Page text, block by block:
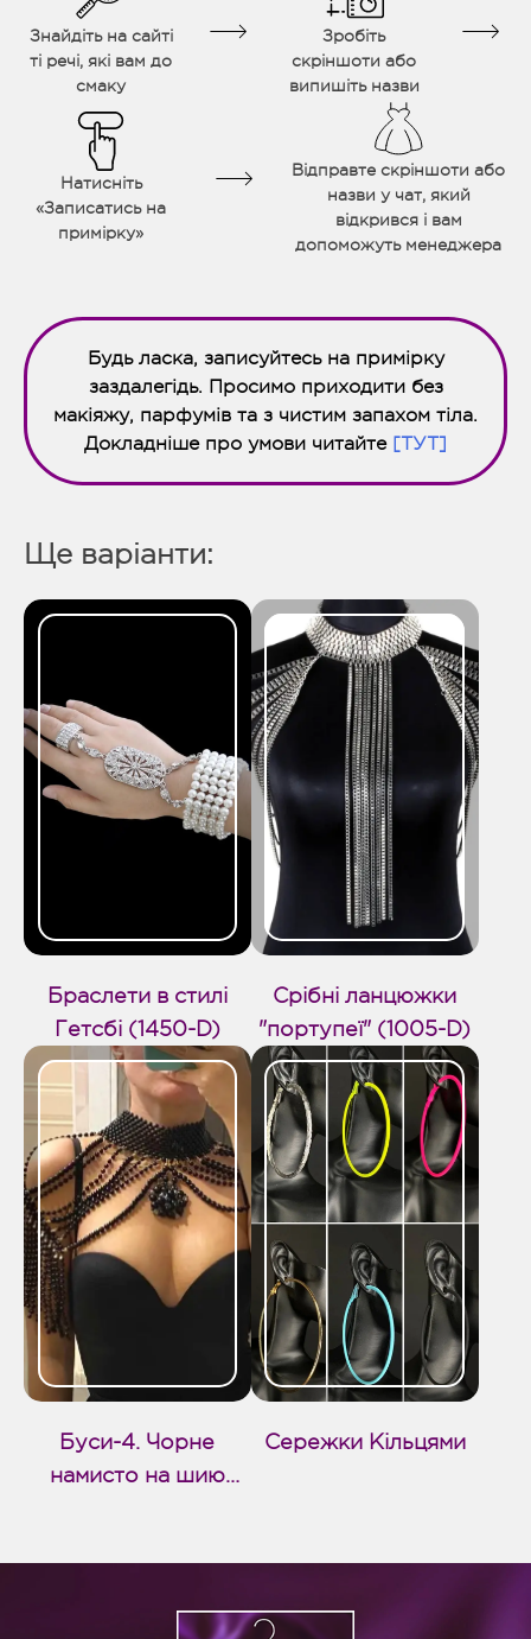
Знайдіть на сайті
ті речі, які вам до
смаку
Зробіть
скріншоти або
випишіть назви
Натисніть
«Записатись на
примірку»
Відправте скріншоти або
назви у чат, який
відкрився і вам
допоможуть менеджера
Будь ласка, записуйтесь на примірку
заздалегідь. Просимо приходити без
макіяжу, парфумів та з чистим запахом тіла.
Докладніше про умови читайте [ТУТ]
Ще варіанти:
Браслети в стилі
Гетсбі (1450-D)
Срібні ланцюжки
"портупеї" (1005-D)
Буси-4. Чорне
намисто на шию
Сережки Кільцями